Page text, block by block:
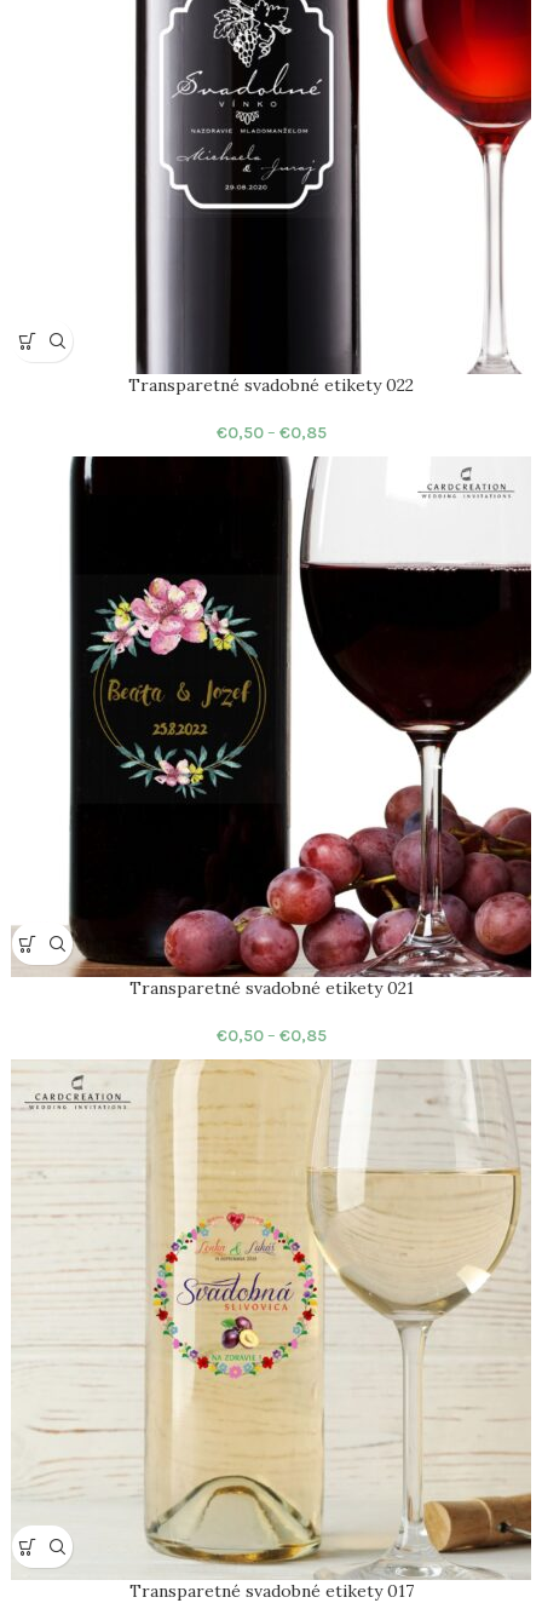
Transparetné svadobné etikety 022
€0,50 – €0,85
Transparetné svadobné etikety 021
€0,50 – €0,85
Transparetné svadobné etikety 017